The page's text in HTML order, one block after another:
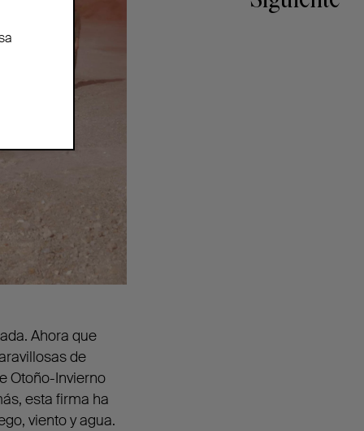
Ahora que
de
Otoño-Invierno
esta firma ha
viento y agua.